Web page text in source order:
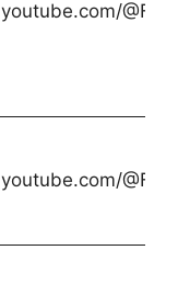
youtube.com/@FIFA
youtube.com/